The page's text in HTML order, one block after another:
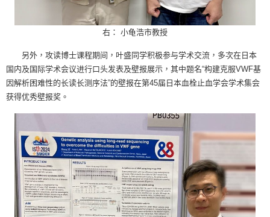
右： 小龟浩市教授
另外，攻读博士课程期间，叶盛同学积极参与学术交流，多次在日本
国内及国际学术会议进行口头发表及壁报展示，其中题名“构建克服VWF基
因解析困难性的长读长测序法”的壁报在第45届日本血栓止血学会学术集会
获得优秀壁报奖。